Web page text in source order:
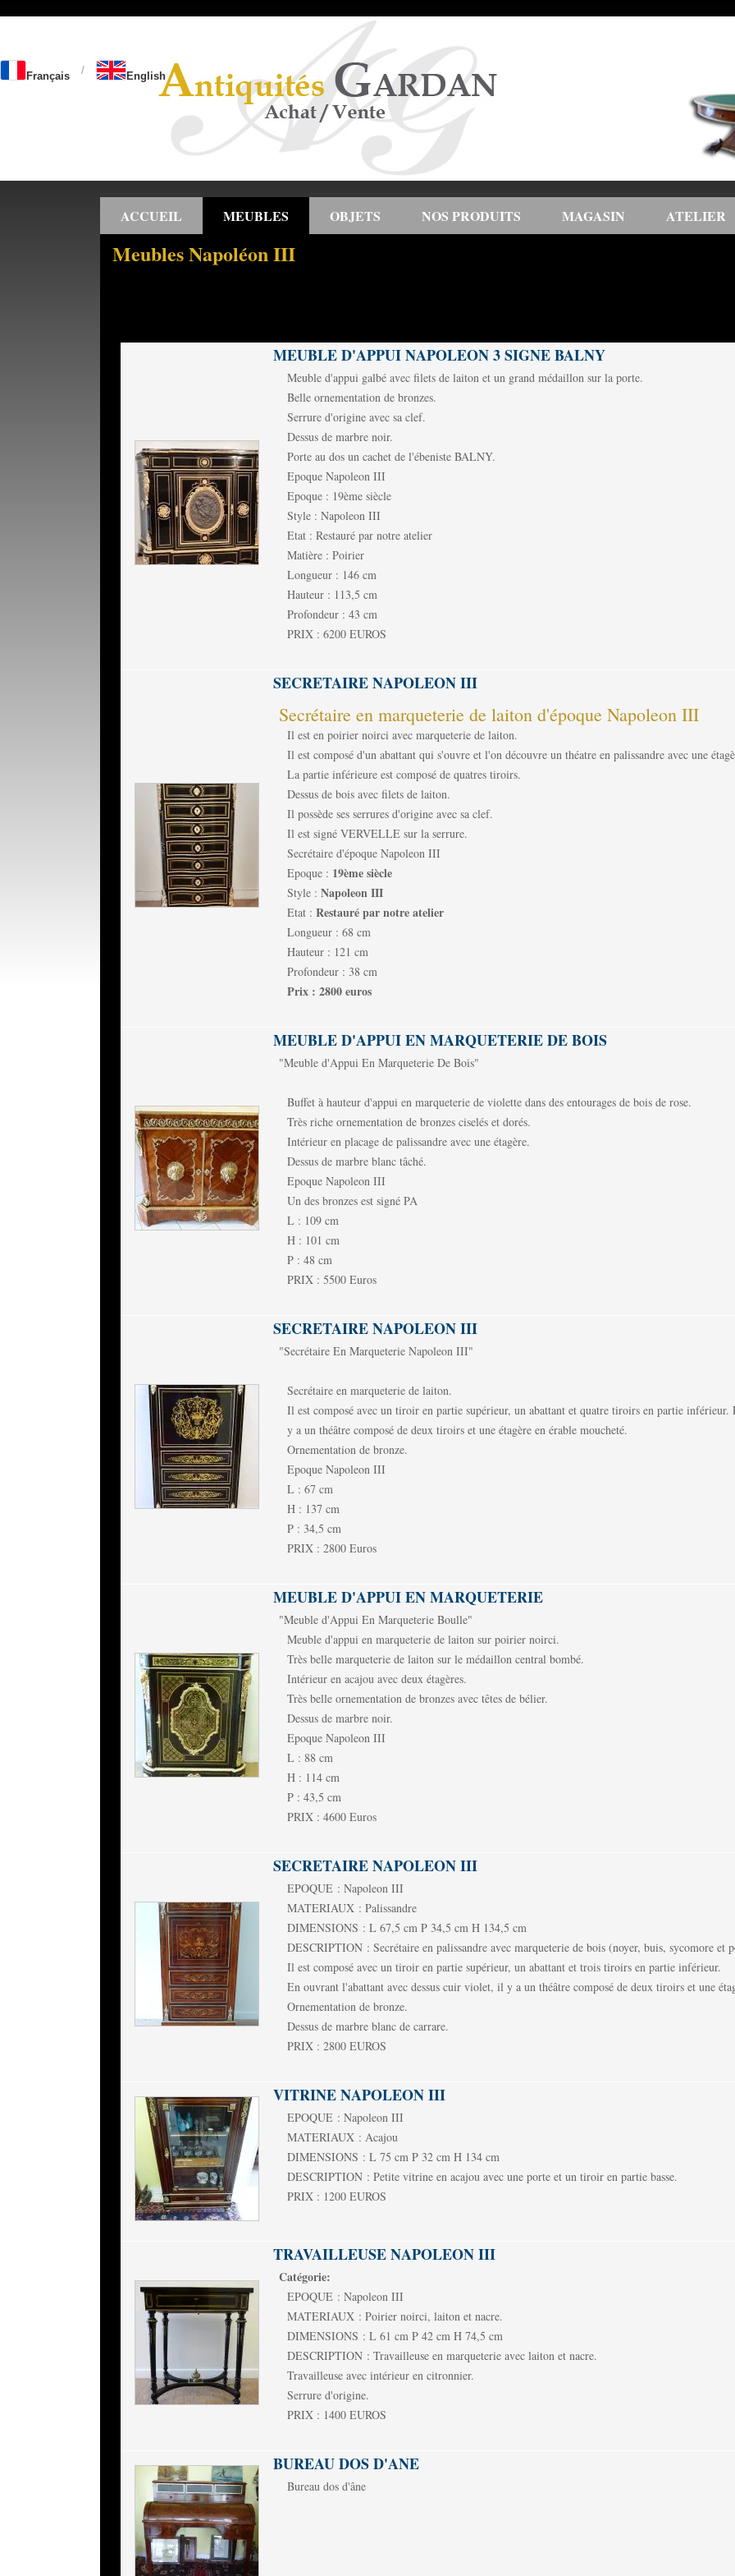
Français / English
ACCUEIL MEUBLES OBJETS NOS PRODUITS MAGASIN ATELIER
Meubles Napoléon III
MEUBLE D'APPUI NAPOLEON 3 SIGNE BALNY
Meuble d'appui galbé avec filets de laiton et un grand médaillon sur la porte.
Belle ornementation de bronzes.
Serrure d'origine avec sa clef.
Dessus de marbre noir.
Porte au dos un cachet de l'ébeniste BALNY.
Epoque Napoleon III
Epoque : 19ème siècle
Style : Napoleon III
Etat : Restauré par notre atelier
Matière : Poirier
Longueur : 146 cm
Hauteur : 113,5 cm
Profondeur : 43 cm
PRIX : 6200 EUROS
SECRETAIRE NAPOLEON III
Secrétaire en marqueterie de laiton d'époque Napoleon III
Il est en poirier noirci avec marqueterie de laiton.
Il est composé d'un abattant qui s'ouvre et l'on découvre un théatre en palissandre avec une
La partie inférieure est composé de quatres tiroirs.
Dessus de bois avec filets de laiton.
Il possède ses serrures d'origine avec sa clef.
Il est signé VERVELLE sur la serrure.
Secrétaire d'époque Napoleon III
Epoque : 19ème siècle
Style : Napoleon III
Etat : Restauré par notre atelier
Longueur : 68 cm
Hauteur : 121 cm
Profondeur : 38 cm
Prix : 2800 euros
MEUBLE D'APPUI EN MARQUETERIE DE BOIS
"Meuble d'Appui En Marqueterie De Bois"
Buffet à hauteur d'appui en marqueterie de violette dans des entourages de bois de rose.
Très riche ornementation de bronzes ciselés et dorés.
Intérieur en placage de palissandre avec une étagère.
Dessus de marbre blanc tâché.
Epoque Napoleon III
Un des bronzes est signé PA
L : 109 cm
H : 101 cm
P : 48 cm
PRIX : 5500 Euros
SECRETAIRE NAPOLEON III
"Secrétaire En Marqueterie Napoleon III"
Secrétaire en marqueterie de laiton.
Il est composé avec un tiroir en partie supérieur, un abattant et quatre tiroirs en partie
y a un théâtre composé de deux tiroirs et une étagère en érable moucheté.
Ornementation de bronze.
Epoque Napoleon III
L : 67 cm
H : 137 cm
P : 34,5 cm
PRIX : 2800 Euros
MEUBLE D'APPUI EN MARQUETERIE
"Meuble d'Appui En Marqueterie Boulle"
Meuble d'appui en marqueterie de laiton sur poirier noirci.
Très belle marqueterie de laiton sur le médaillon central bombé.
Intérieur en acajou avec deux étagères.
Très belle ornementation de bronzes avec têtes de bélier.
Dessus de marbre noir.
Epoque Napoleon III
L : 88 cm
H : 114 cm
P : 43,5 cm
PRIX : 4600 Euros
SECRETAIRE NAPOLEON III
EPOQUE : Napoleon III
MATERIAUX : Palissandre
DIMENSIONS : L 67,5 cm P 34,5 cm H 134,5 cm
DESCRIPTION : Secrétaire en palissandre avec marqueterie de bois (noyer, buis, sycomore et
Il est composé avec un tiroir en partie supérieur, un abattant et trois tiroirs en partie inférieur.
En ouvrant l'abattant avec dessus cuir violet, il y a un théâtre composé de deux tiroirs et une
Ornementation de bronze.
Dessus de marbre blanc de carrare.
PRIX : 2800 EUROS
VITRINE NAPOLEON III
EPOQUE : Napoleon III
MATERIAUX : Acajou
DIMENSIONS : L 75 cm P 32 cm H 134 cm
DESCRIPTION : Petite vitrine en acajou avec une porte et un tiroir en partie basse.
PRIX : 1200 EUROS
TRAVAILLEUSE NAPOLEON III
Catégorie:
EPOQUE : Napoleon III
MATERIAUX : Poirier noirci, laiton et nacre.
DIMENSIONS : L 61 cm P 42 cm H 74,5 cm
DESCRIPTION : Travailleuse en marqueterie avec laiton et nacre.
Travailleuse avec intérieur en citronnier.
Serrure d'origine.
PRIX : 1400 EUROS
BUREAU DOS D'ANE
Bureau dos d'âne